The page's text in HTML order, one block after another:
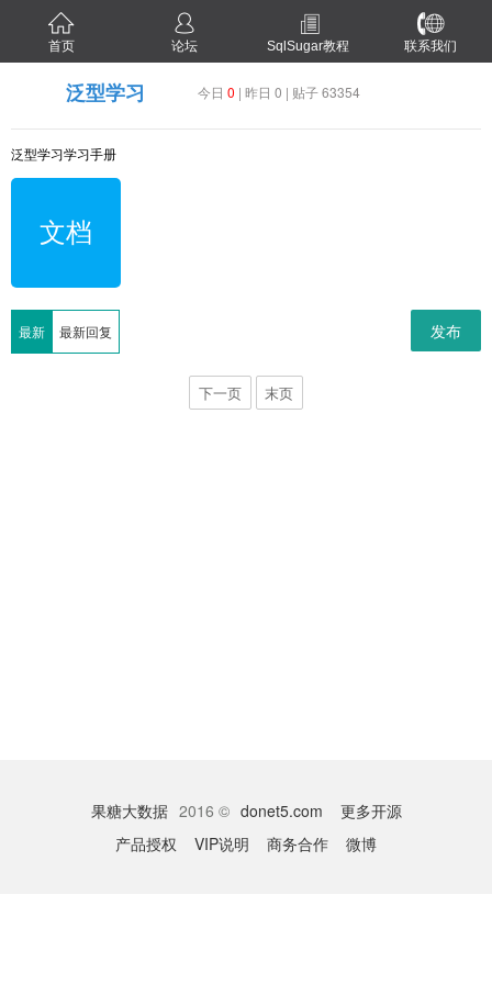
首页 论坛 SqlSugar教程 联系我们
泛型学习 今日 0 | 昨日 0 | 贴子 63354
泛型学习学习手册
文档
最新 最新回复 发布
下一页 末页
果糖大数据 2016 © donet5.com
更多开源
产品授权
VIP说明 商务合作 微博